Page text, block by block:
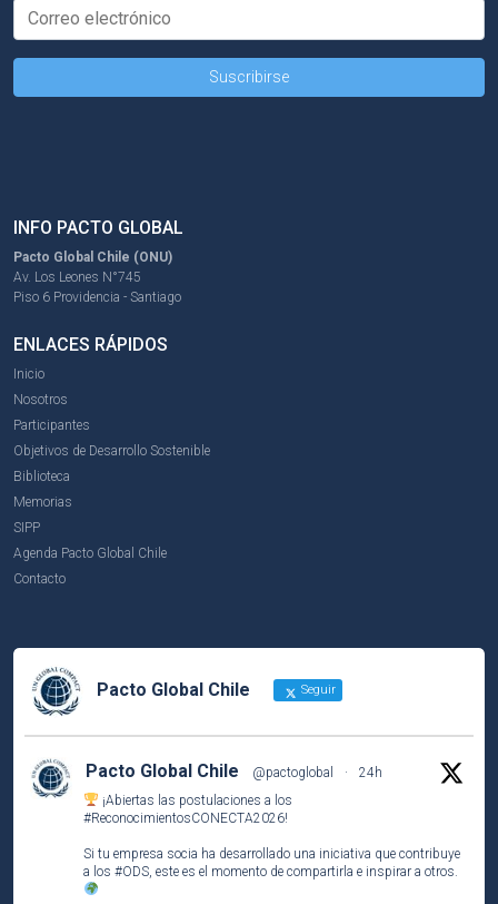
INFO PACTO GLOBAL
Pacto Global Chile (ONU)
Av. Los Leones N°745
Piso 6 Providencia - Santiago
ENLACES RÁPIDOS
Inicio
Nosotros
Participantes
Objetivos de Desarrollo Sostenible
Biblioteca
Memorias
SIPP
Agenda Pacto Global Chile
Contacto
Pacto Global Chile Seguir
Pacto Global Chile @pactoglobal ·
24h
¡Abiertas las postulaciones a los
#ReconocimientosCONECTA2026!
Si tu empresa socia ha desarrollado una iniciativa que contribuye
a los #ODS, este es el momento de compartirla e inspirar a otros.